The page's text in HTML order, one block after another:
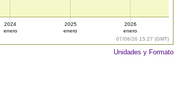
07/08/26 15:27 (GMT)
2024
enero
2025
enero
2026
enero
Unidades y Formato